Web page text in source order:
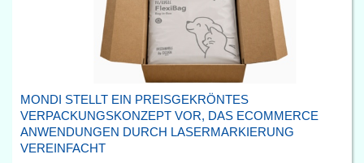
MONDI STELLT EIN PREISGEKRÖNTES
VERPACKUNGSKONZEPT VOR, DAS ECOMMERCE
ANWENDUNGEN DURCH LASERMARKIERUNG
VEREINFACHT